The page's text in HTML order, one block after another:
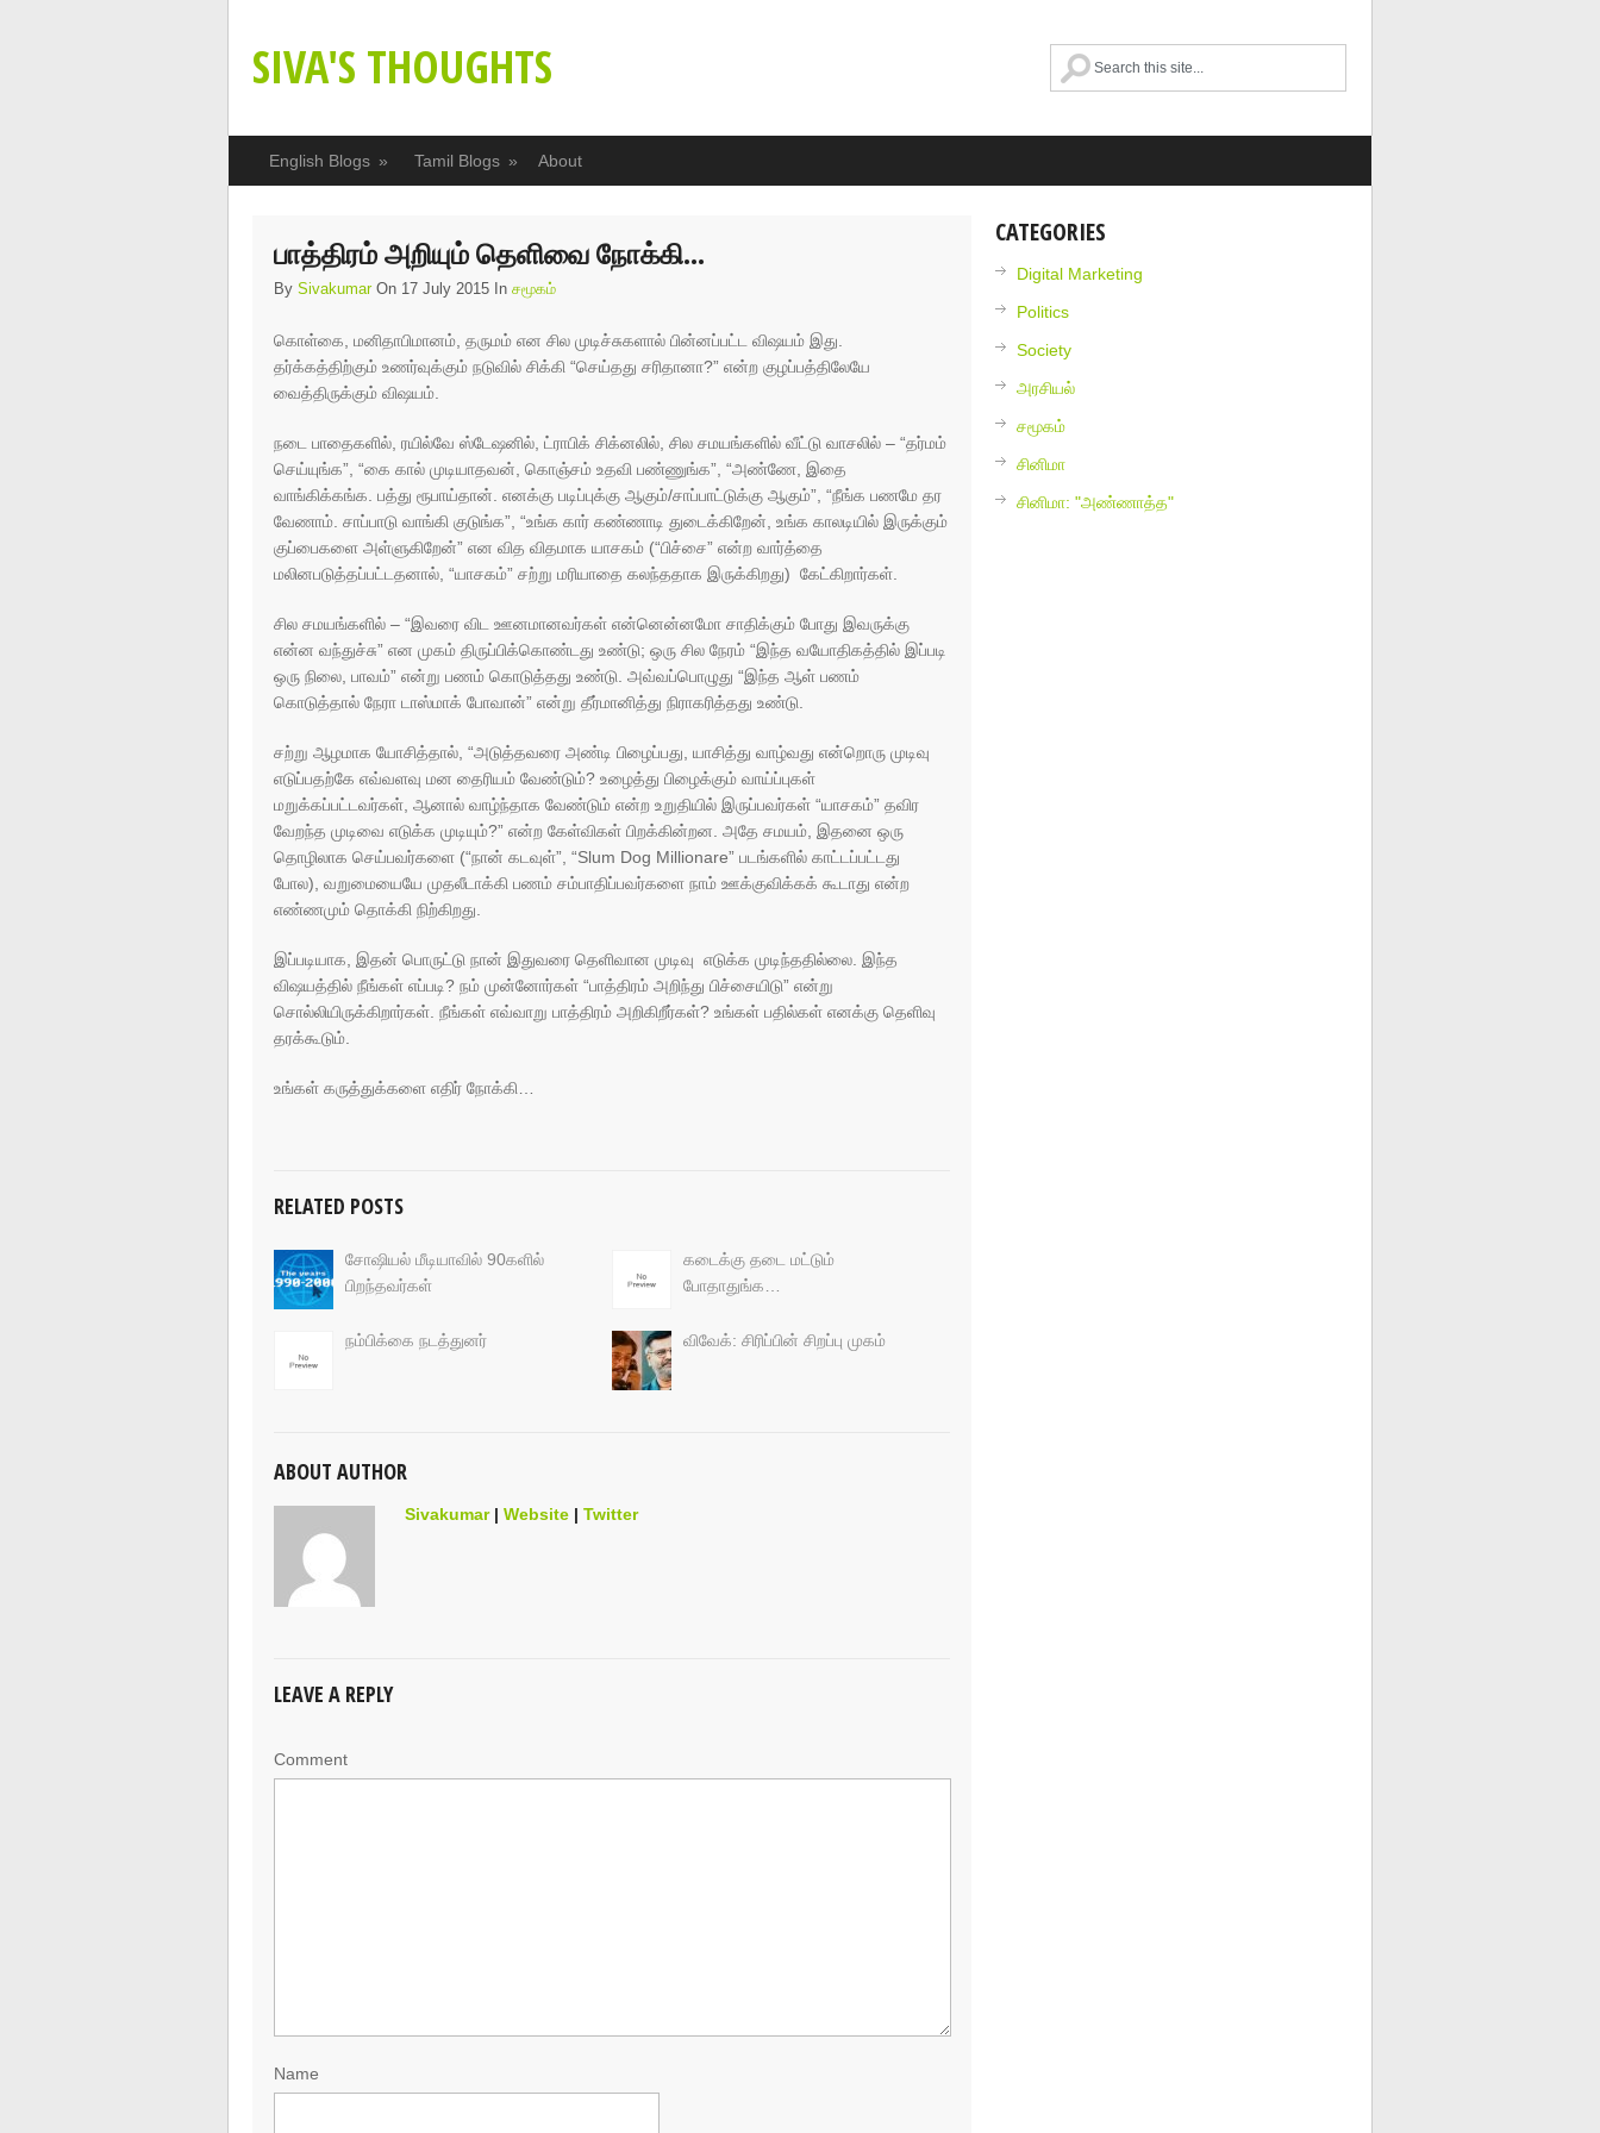
SIVA'S THOUGHTS
English Blogs » Tamil Blogs » About
பாத்திரம் அறியும் தெளிவை நோக்கி…
BySivakumarOn 17 July 2015 Inசமூகம்
கொள்கை, மனிதாபிமானம், தருமம் என சில முடிச்சுகளால் பின்னப்பட்ட விஷயம் இது.
தர்க்கத்திற்கும் உணர்வுக்கும் நடுவில் சிக்கி “செய்தது சரிதானா?” என்ற குழப்பத்திலேயே
வைத்திருக்கும் விஷயம்.
நடை பாதைகளில், ரயில்வே ஸ்டேஷனில், ட்ராபிக் சிக்னலில், சில சமயங்களில் வீட்டு வாசலில் – “தர்மம்
செய்யுங்க”, “கை கால் முடியாதவன், கொஞ்சம் உதவி பண்ணுங்க”, “அண்ணே, இதை
வாங்கிக்கங்க. பத்து ரூபாய்தான். எனக்கு படிப்புக்கு ஆகும்/சாப்பாட்டுக்கு ஆகும்”, “நீங்க பணமே தர
வேணாம். சாப்பாடு வாங்கி குடுங்க”, “உங்க கார் கண்ணாடி துடைக்கிறேன், உங்க காலடியில் இருக்கும்
குப்பைகளை அள்ளுகிறேன்” என வித விதமாக யாசகம் (“பிச்சை” என்ற வார்த்தை
மலினபடுத்தப்பட்டதனால், “யாசகம்” சற்று மரியாதை கலந்ததாக இருக்கிறது) கேட்கிறார்கள்.
சில சமயங்களில் – “இவரை விட ஊனமானவர்கள் என்னென்னமோ சாதிக்கும் போது இவருக்கு
என்ன வந்துச்சு” என முகம் திருப்பிக்கொண்டது உண்டு; ஒரு சில நேரம் “இந்த வயோதிகத்தில் இப்படி
ஒரு நிலை, பாவம்” என்று பணம் கொடுத்தது உண்டு. அவ்வப்பொழுது “இந்த ஆள் பணம்
கொடுத்தால் நேரா டாஸ்மாக் போவான்” என்று தீர்மானித்து நிராகரித்தது உண்டு.
சற்று ஆழமாக யோசித்தால், “அடுத்தவரை அண்டி பிழைப்பது, யாசித்து வாழ்வது என்றொரு முடிவு
எடுப்பதற்கே எவ்வளவு மன தைரியம் வேண்டும்? உழைத்து பிழைக்கும் வாய்ப்புகள்
மறுக்கப்பட்டவர்கள், ஆனால் வாழ்ந்தாக வேண்டும் என்ற உறுதியில் இருப்பவர்கள் “யாசகம்” தவிர
வேறந்த முடிவை எடுக்க முடியும்?” என்ற கேள்விகள் பிறக்கின்றன. அதே சமயம், இதனை ஒரு
தொழிலாக செய்பவர்களை (“நான் கடவுள்”, “Slum Dog Millionare” படங்களில் காட்டப்பட்டது
போல), வறுமையையே முதலீடாக்கி பணம் சம்பாதிப்பவர்களை நாம் ஊக்குவிக்கக் கூடாது என்ற
எண்ணமும் தொக்கி நிற்கிறது.
இப்படியாக, இதன் பொருட்டு நான் இதுவரை தெளிவான முடிவு எடுக்க முடிந்ததில்லை. இந்த
விஷயத்தில் நீங்கள் எப்படி? நம் முன்னோர்கள் “பாத்திரம் அறிந்து பிச்சையிடு” என்று
சொல்லியிருக்கிறார்கள். நீங்கள் எவ்வாறு பாத்திரம் அறிகிறீர்கள்? உங்கள் பதில்கள் எனக்கு தெளிவு
தரக்கூடும்.
உங்கள் கருத்துக்களை எதிர் நோக்கி…
RELATED POSTS
சோஷியல் மீடியாவில் 90களில்
பிறந்தவர்கள்
கடைக்கு தடை மட்டும்
போதாதுங்க…
நம்பிக்கை நடத்துனர் விவேக்: சிரிப்பின் சிறப்பு முகம்
ABOUT AUTHOR
Sivakumar|Website |Twitter
LEAVE A REPLY
Comment
Name
CATEGORIES
Digital Marketing
Politics
Society
அரசியல்
சமூகம்
சினிமா
சினிமா: "அண்ணாத்த"